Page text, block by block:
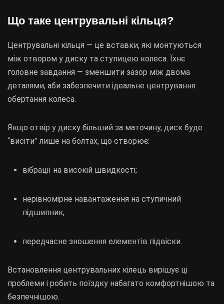
Що таке центрувальні кільця?
Центрувальні кільця — це вставки, які монтуються
між отвором у диску та ступицею колеса. Їхнє
головне завдання — зменшити зазор між двома
деталями, аби забезпечити ідеальне центрування
обертання колеса.
Якщо отвір у диску більший за маточину, диск буде
“висіти” лише на болтах, що створює:
вібрації на високій швидкості;
нерівномірне навантаження на ступичний
підшипник;
передчасне зношення елементів підвіски.
Встановлення центрувальних кілець вирішує ці
проблеми і робить поїздку набагато комфортнішою та
безпечнішою.